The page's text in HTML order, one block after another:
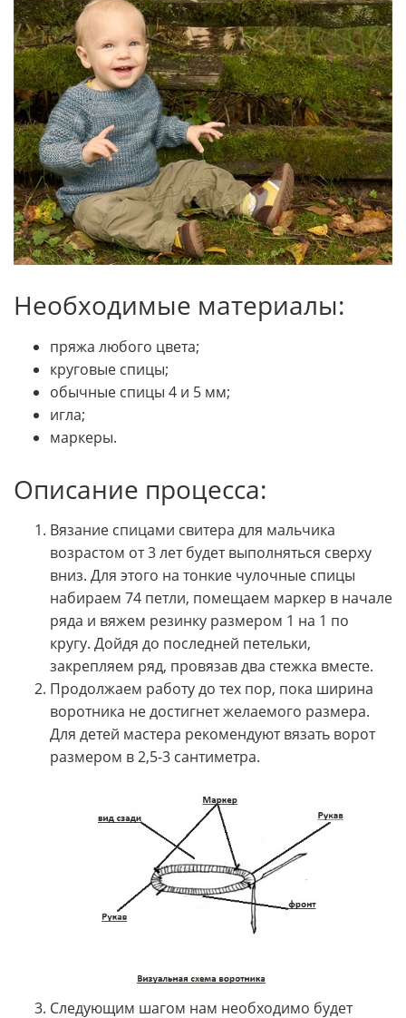
Необходимые материалы:
пряжа любого цвета;
круговые спицы;
обычные спицы 4 и 5 мм;
игла;
маркеры.
Описание процесса:
Вязание спицами свитера для мальчика
возрастом от 3 лет будет выполняться сверху
вниз. Для этого на тонкие чулочные спицы
набираем 74 петли, помещаем маркер в начале
ряда и вяжем резинку размером 1 на 1 по
кругу. Дойдя до последней петельки,
закрепляем ряд, провязав два стежка вместе.
Продолжаем работу до тех пор, пока ширина
воротника не достигнет желаемого размера.
Для детей мастера рекомендуют вязать ворот
размером в 2,5-3 сантиметра.
Следующим шагом нам необходимо будет